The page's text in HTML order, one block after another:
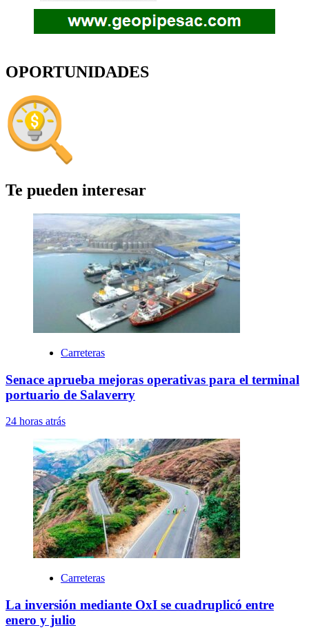
OPORTUNIDADES
Te pueden interesar
Carreteras
Senace aprueba mejoras operativas para el terminal
portuario de Salaverry
24 horas atrás
Carreteras
La inversión mediante OxI se cuadruplicó entre
enero y julio